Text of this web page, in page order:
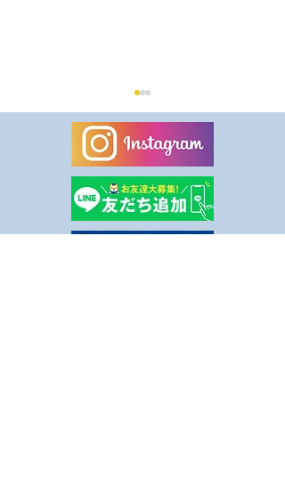
8月休業日のお知らせ